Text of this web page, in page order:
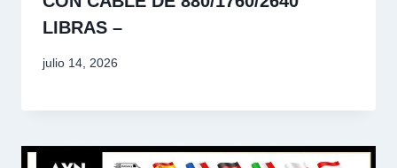
LIBRAS –
julio 14, 2026